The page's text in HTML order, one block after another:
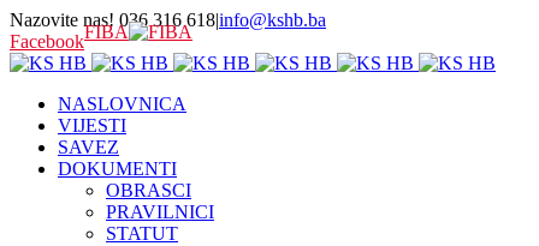
Nazovite nas! 036 316 618|info@kshb.ba
FacebookFIBA
NASLOVNICA
VIJESTI
SAVEZ
DOKUMENTI
OBRASCI
PRAVILNICI
STATUT